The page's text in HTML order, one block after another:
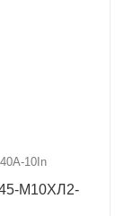
10In
М10ХЛ2-